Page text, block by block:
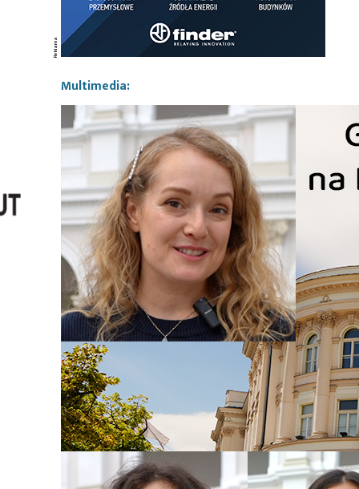
Multimedia: